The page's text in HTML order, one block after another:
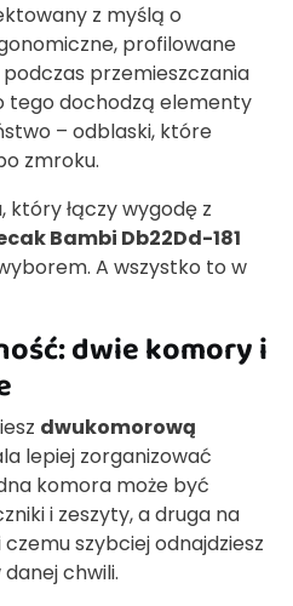
z myślą o
profilowane
przemieszczania
tego dochodzą elementy
– odblaski, które
zmroku.
który łączy wygodę z
Bambi Db22Dd-181
A wszystko to w
dwie komory i
dwukomorową
lepiej zorganizować
komora może być
i zeszyty, a druga na
szybciej odnajdziesz
chwili.